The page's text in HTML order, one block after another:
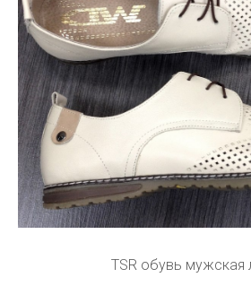
TSR обувь мужская